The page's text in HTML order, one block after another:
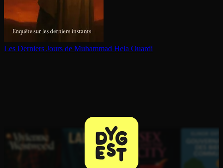
Les Derniers Jours de Muhammad Hela Ouardi